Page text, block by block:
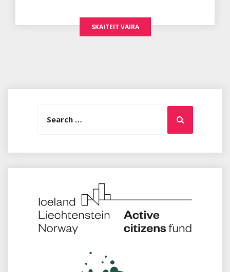
SKAITEIT VAIRA
Search